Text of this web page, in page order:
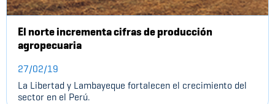
El norte incrementa cifras de producción
agropecuaria
27/02/19
La Libertad y Lambayeque fortalecen el crecimiento del
sector en el Perú.